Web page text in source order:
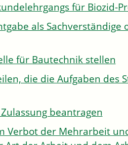
für Biozid-
als Sachverständige
für Bautechnik stellen
die die Aufgaben des
beantragen
Verbot der Mehrarbeit